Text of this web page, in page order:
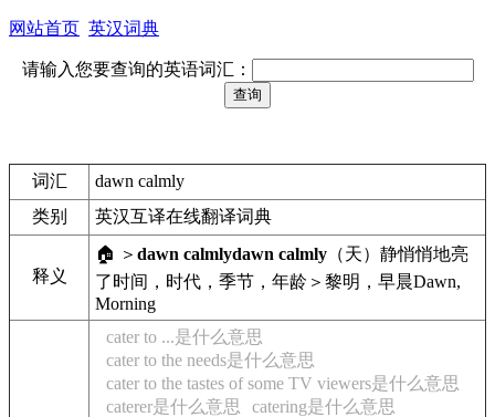
网站首页 英汉词典
请输入您要查询的英语词汇：
词汇
dawn calmly
类别
英汉互译在线翻译词典
释义
🏠 ＞ dawn calmlydawn calmly （天）静悄悄地亮
了时间，时代，季节，年龄＞黎明，早晨Dawn,
Morning
cater to ...是什么意思
cater to the needs是什么意思
cater to the tastes of some TV viewers是什么意思
caterer是什么意思
catering是什么意思